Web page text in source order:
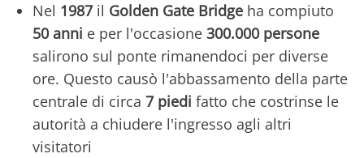
Nel 1987il Golden Gate Bridge ha compiuto
50 anni e per l'occasione 300.000 persone
salirono sul ponte rimanendoci per diverse
ore. Questo causò l'abbassamento della parte
centrale di circa 7 piedi fatto che costrinse le
autorità a chiudere l'ingresso agli altri
visitatori